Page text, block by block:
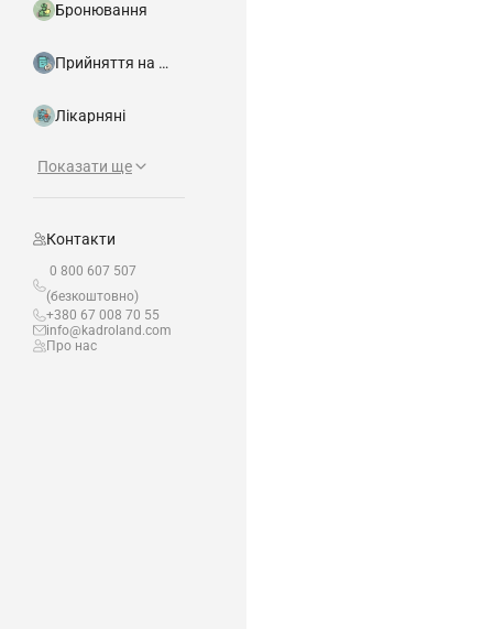
Бронювання
Прийняття на роботу
Лікарняні
Показати ще
Контакти
0 800 607 507
(безкоштовно)
+380 67 008 70 55
info@kadroland.com
Про нас